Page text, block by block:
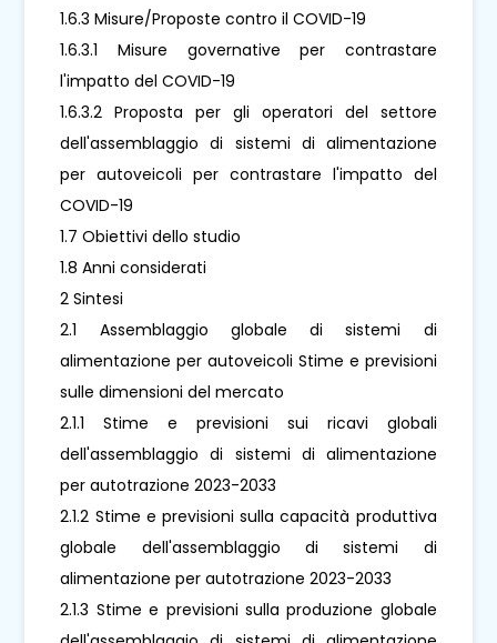
1.6.3 Misure/Proposte contro il COVID-19
1.6.3.1 Misure governative per contrastare
l'impatto del COVID-19
1.6.3.2 Proposta per gli operatori del settore
dell'assemblaggio di sistemi di alimentazione
per autoveicoli per contrastare l'impatto del
COVID-19
1.7 Obiettivi dello studio
1.8 Anni considerati
2 Sintesi
2.1 Assemblaggio globale di sistemi di
alimentazione per autoveicoli Stime e previsioni
sulle dimensioni del mercato
2.1.1 Stime e previsioni sui ricavi globali
dell'assemblaggio di sistemi di alimentazione
per autotrazione 2023-2033
2.1.2 Stime e previsioni sulla capacità produttiva
globale dell'assemblaggio di sistemi di
alimentazione per autotrazione 2023-2033
2.1.3 Stime e previsioni sulla produzione globale